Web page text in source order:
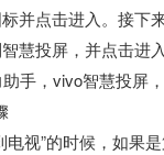
并点击进入。接下
慧投屏，并点击进
电视”的时候，如果